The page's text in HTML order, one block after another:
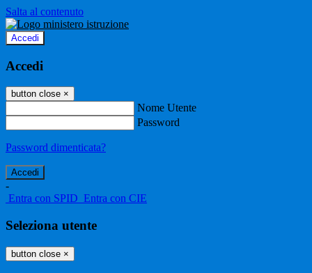
Salta al contenuto
Accedi
Accedi
button close ×
Nome Utente
Password
Password dimenticata?
-
Entra con SPID Entra con CIE
Seleziona utente
button close ×